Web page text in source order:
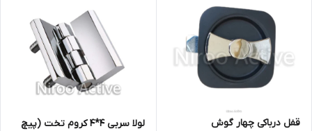
قفل درباکی چهار گوش
لولا سربی ۴*۴ کروم تخت (پیچ